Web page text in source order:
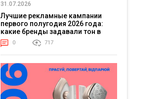
31.07.2026
Лучшие рекламные кампании
первого полугодия 2026 года:
какие бренды задавали тон в
отрасли
0 717